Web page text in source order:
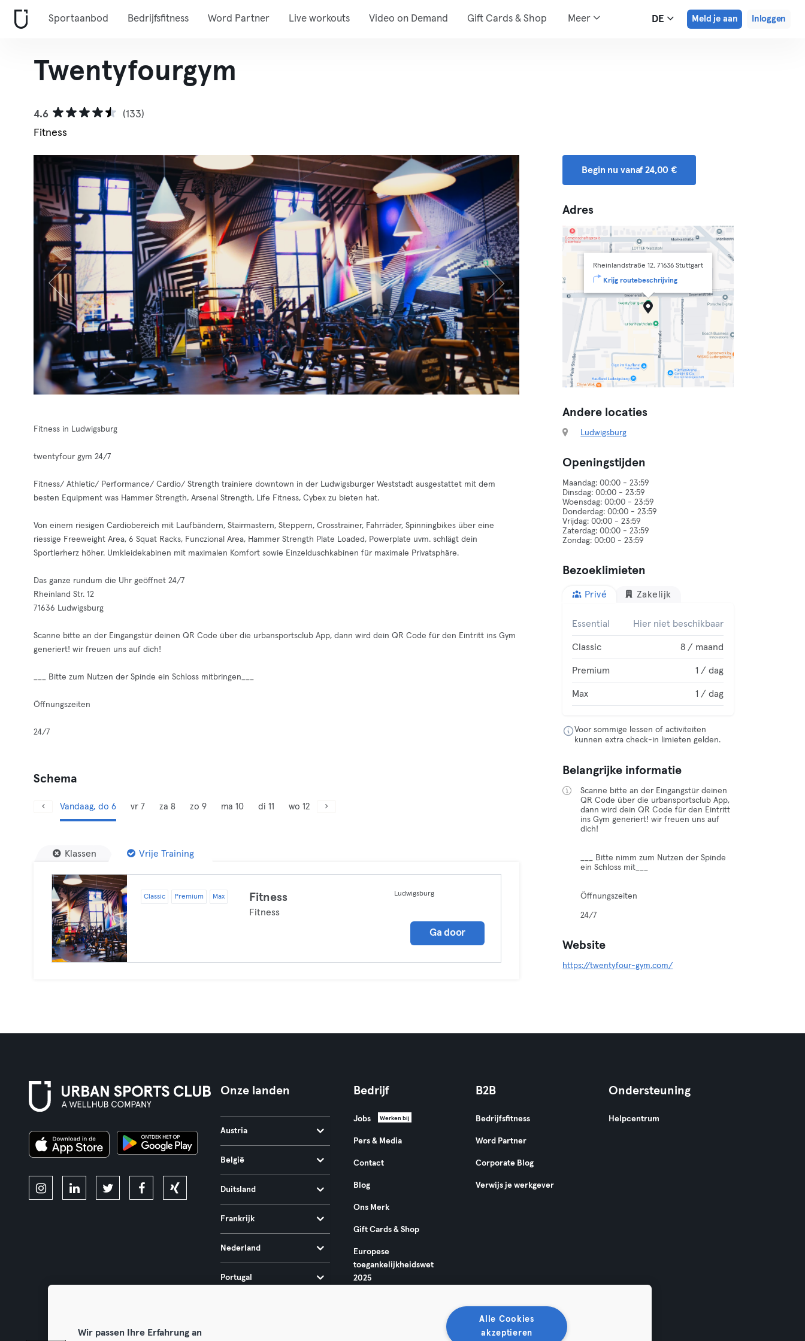
Sportaanbod Bedrijfsfitness Word Partner Live workouts Video on Demand Gift Cards & Shop Meer DE Meld je aan Inloggen
Twentyfourgym
4.6
(133)
Fitness
Fitness in Ludwigsburg
twentyfour gym 24/7
Fitness/ Athletic/ Performance/ Cardio/ Strength trainiere downtown in der Ludwigsburger Weststadt ausgestattet mit dem
besten Equipment was Hammer Strength, Arsenal Strength, Life Fitness, Cybex zu bieten hat.
Von einem riesigen Cardiobereich mit Laufbändern, Stairmastern, Steppern, Crosstrainer, Fahrräder, Spinningbikes über eine
riessige Freeweight Area, 6 Squat Racks, Funczional Area, Hammer Strength Plate Loaded, Powerplate uvm. schlägt dein
Sportlerherz höher. Umkleidekabinen mit maximalen Komfort sowie Einzelduschkabinen für maximale Privatsphäre.
Das ganze rundum die Uhr geöffnet 24/7
Rheinland Str. 12
71636 Ludwigsburg
Scanne bitte an der Eingangstür deinen QR Code über die urbansportsclub App, dann wird dein QR Code für den Eintritt ins Gym
generiert! wir freuen uns auf dich!
___ Bitte zum Nutzen der Spinde ein Schloss mitbringen___
Öffnungszeiten
24/7
Schema
Vandaag, do 6 vr 7 za 8 zo 9 ma 10 di 11 wo 12
Klassen Vrije Training
Classic Premium Max Fitness
Fitness
Ludwigsburg
Ga door
Begin nu vanaf 24,00 €
Adres
Rheinlandstraße 12, 71636 Stuttgart
Krijg routebeschrijving
Andere locaties
Ludwigsburg
Openingstijden
Maandag: 00:00 - 23:59
Dinsdag: 00:00 - 23:59
Woensdag: 00:00 - 23:59
Donderdag: 00:00 - 23:59
Vrijdag: 00:00 - 23:59
Zaterdag: 00:00 - 23:59
Bezoeklimieten
Privé Zakelijk
Essential Hier niet beschikbaar
Classic 8 / maand
Premium 1 / dag
Max 1 / dag
Voor sommige lessen of activiteiten
kunnen extra check-in limieten gelden.
Belangrijke informatie
Scanne bitte an der Eingangstür deinen
QR Code über die urbansportsclub App,
dann wird dein QR Code für den Eintritt
ins Gym generiert! wir freuen uns auf
dich!
___ Bitte nimm zum Nutzen der Spinde
ein Schloss mit___
Öffnungszeiten
24/7
Website
https://twentyfour-gym.com/
Onze landen
Austria
België
Duitsland
Frankrijk
Nederland
Portugal
Bedrijf
Jobs Werken bij
Pers & Media
Contact
Blog
Ons Merk
Gift Cards & Shop
Europese
toegankelijkheidswet
2025
B2B
Bedrijfsfitness
Word Partner
Corporate Blog
Verwijs je werkgever
Ondersteuning
Helpcentrum
Wir passen Ihre Erfahrung an
Alle Cookies
akzeptieren